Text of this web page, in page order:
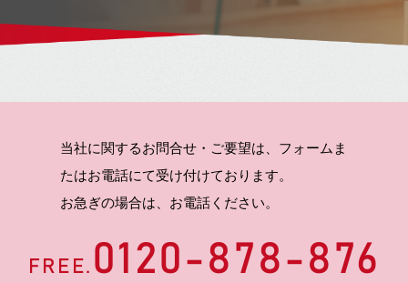
当社に関するお問合せ・ご要望は、フォームま
たはお電話にて受け付けております。
お急ぎの場合は、お電話ください。
FREE. 0120-878-876